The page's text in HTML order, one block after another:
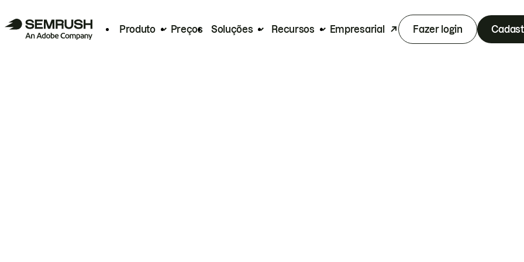
Produto Preços Soluções Recursos Empresarial Fazer login